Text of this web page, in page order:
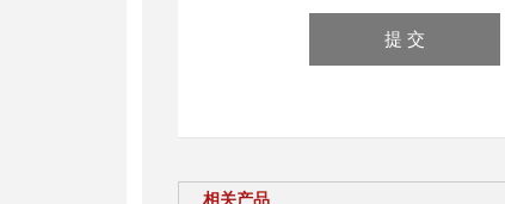
相关产品